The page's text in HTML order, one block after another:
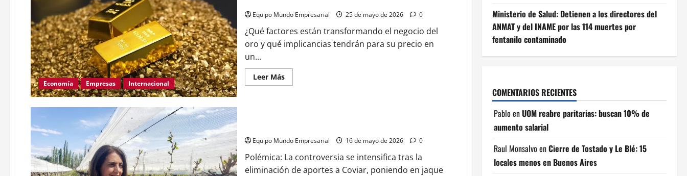
las
pymes
y
se
centra
política
Economía Empresas Internacional
Equipo Mundo Empresarial 25 de mayo de 2026 0
¿Qué factores están transformando el negocio del
oro y qué implicancias tendrán para su precio en
un...
Leer MásLeer
más
al
negocio
global
del
oro?
Equipo Mundo Empresarial 16 de mayo de 2026 0
Polémica: La controversia se intensifica tras la
eliminación de aportes a Coviar, poniendo en jaque
Ministerio de Salud: Detienen a los directores del
ANMAT y del INAME por las 114 muertes por
fentanilo contaminado
COMENTARIOS RECIENTES
Pablo enUOM reabre paritarias: buscan 10% de
aumento salarial
Raul Monsalvo enCierre de Tostado y Le Blé: 15
locales menos en Buenos Aires